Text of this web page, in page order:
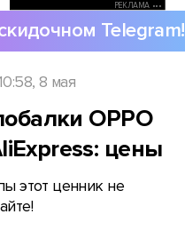
РЕКЛАМА •••
Telegram!
8 мая
OPPO
цены
этот ценник не